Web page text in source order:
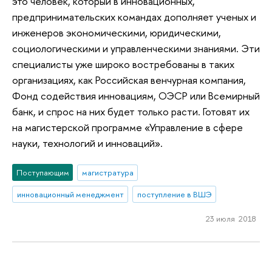
предпринимательских командах дополняет ученых и
инженеров экономическими, юридическими,
социологическими и управленческими знаниями. Эти
специалисты уже широко востребованы в таких
организациях, как Российская венчурная компания,
Фонд содействия инновациям, ОЭСР или Всемирный
банк, и спрос на них будет только расти. Готовят их
на магистерской программе «Управление в сфере
науки, технологий и инноваций».
Поступающим
магистратура
инновационный менеджмент
поступление в ВШЭ
23 июля 2018